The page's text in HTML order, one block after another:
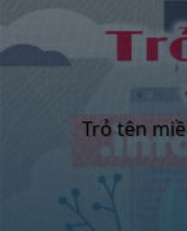
Trỏ tên